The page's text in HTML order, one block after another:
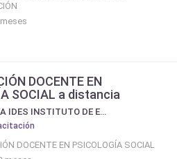
DOCENTE EN
SOCIAL a distancia
RED EDUCATIVA IDES INSTITUTO DE ESTUDIOS SOCIALES DE BUENOS AIRES
DOCENTE EN PSICOLOGÍA SOCIAL